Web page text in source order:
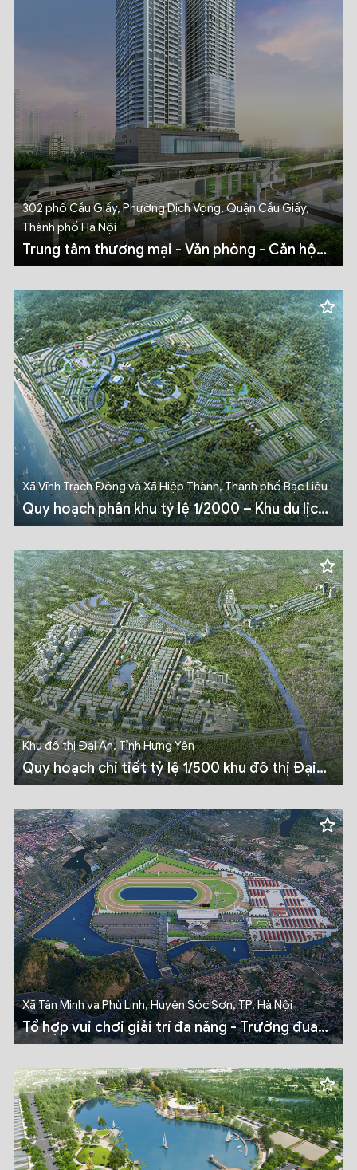
302 phố Cầu Giấy, Phường Dịch Vọng, Quận Cầu Giấy,
Thành phố Hà Nội
Trung tâm thương mại - Văn phòng - Căn hộ
cao cấp DISCOVERY
Xã Vĩnh Trạch Đông và Xã Hiệp Thành, Thành phố Bạc Liêu
Quy hoạch phân khu tỷ lệ 1/2000 – Khu du lịch
sinh thái hỗn hợp
Khu đô thị Đại An, Tỉnh Hưng Yên
Quy hoạch chi tiết tỷ lệ 1/500 khu đô thị Đại
An
Xã Tân Minh và Phù Linh, Huyện Sóc Sơn, TP. Hà Nội
Tổ hợp vui chơi giải trí đa năng - Trường đua
ngựa